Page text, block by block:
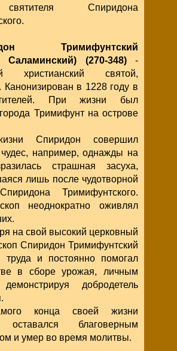
Спиридона
Тримифунтский
Саламинский) (270-348)-
христианский святой,
Канонизирован в 1228 году в
При жизни был
Тримифунт на острове
Спиридон совершил
например, однажды на
страшная засуха,
лишь после чудотворной
Тримифунтского.
неоднократно оживлял
на свой высокий церковный
Спиридон Тримифунтский
труда и постоянно помогал
в сборе урожая, личным
добродетель
конца своей жизни
оставался благоверным
и умер во время молитвы.